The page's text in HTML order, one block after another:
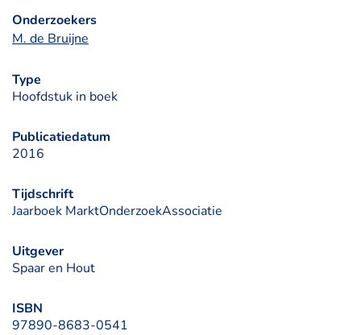
Onderzoekers
M. de Bruijne
Type
Hoofdstuk in boek
Publicatiedatum
2016
Tijdschrift
Jaarboek MarktOnderzoekAssociatie
Uitgever
Spaar en Hout
ISBN
97890-8683-0541